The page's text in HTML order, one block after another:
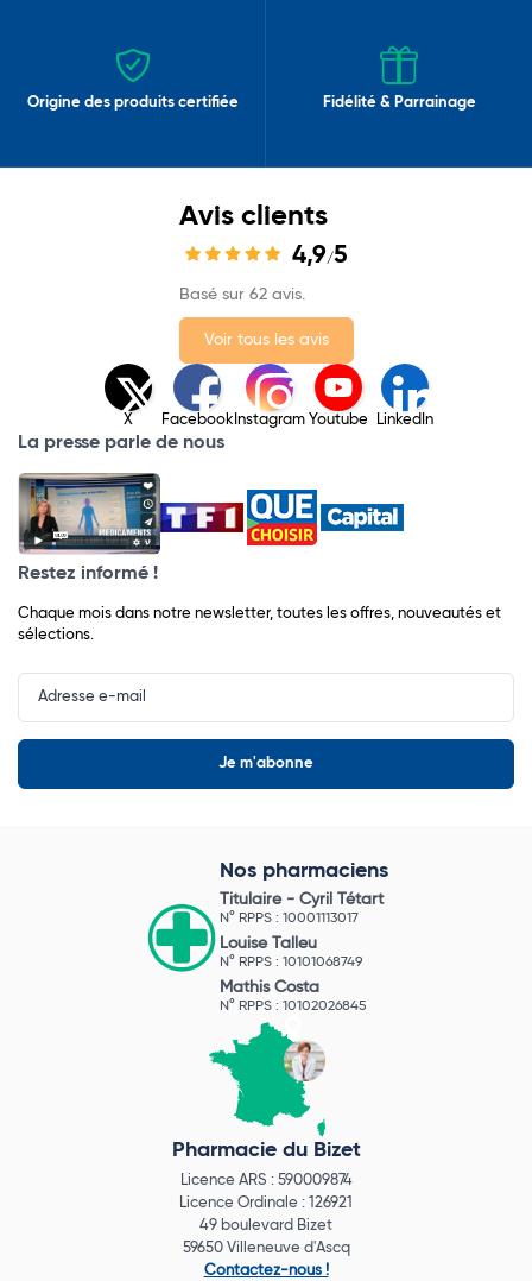
Origine des produits certifiée Fidélité & Parrainage
Avis clients
4,9/5
Basé sur 62 avis.
Voir tous les avis
X Facebook Instagram Youtube LinkedIn
La presse parle de nous
Restez informé !
Chaque mois dans notre newsletter, toutes les offres, nouveautés et
sélections.
Input
Newsletter
Nos pharmaciens
Titulaire - Cyril Tétart
N° RPPS : 10001113017
Louise Talleu
N° RPPS : 10101068749
Mathis Costa
N° RPPS : 10102026845
Pharmacie du Bizet
Licence ARS : 590009874
Licence Ordinale : 126921
49 boulevard Bizet
59650 Villeneuve d'Ascq
Contactez-nous !